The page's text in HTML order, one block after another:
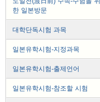
한 일본방문
대학단독시험 과목
일본유학시험-지정과목
일본유학시험-출제언어
일본유학시험-참조할 시험